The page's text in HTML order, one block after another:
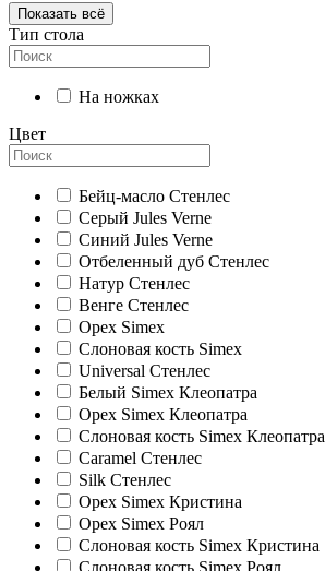
Показать всё
Тип стола
На ножках
Цвет
Бейц-масло Стенлес
Серый Jules Verne
Синий Jules Verne
Отбеленный дуб Стенлес
Натур Стенлес
Венге Стенлес
Орех Simex
Слоновая кость Simex
Universal Стенлес
Белый Simex Клеопатра
Орех Simex Клеопатра
Слоновая кость Simex Клеопатра
Caramel Стенлес
Silk Стенлес
Орех Simex Кристина
Орех Simex Роял
Слоновая кость Simex Кристина